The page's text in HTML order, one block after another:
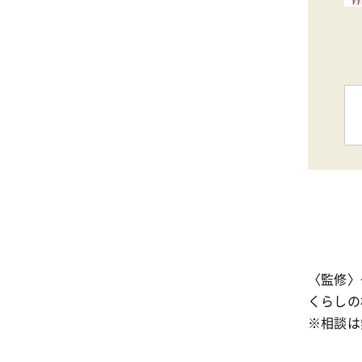
〈監修
くらし
※相談